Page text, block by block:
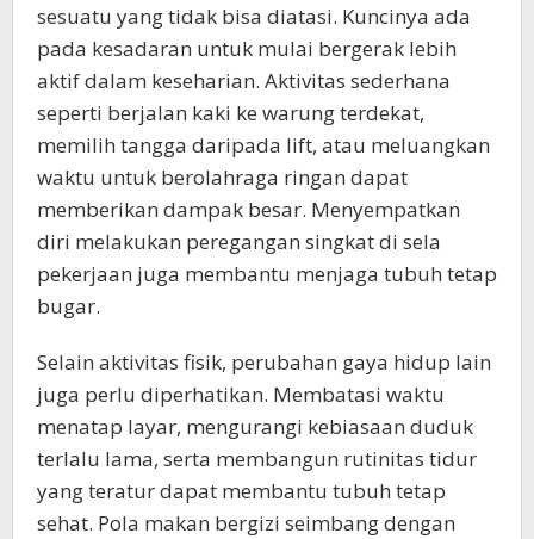
sesuatu yang tidak bisa diatasi. Kuncinya ada
pada kesadaran untuk mulai bergerak lebih
aktif dalam keseharian. Aktivitas sederhana
seperti berjalan kaki ke warung terdekat,
memilih tangga daripada lift, atau meluangkan
waktu untuk berolahraga ringan dapat
memberikan dampak besar. Menyempatkan
diri melakukan peregangan singkat di sela
pekerjaan juga membantu menjaga tubuh tetap
bugar.
Selain aktivitas fisik, perubahan gaya hidup lain
juga perlu diperhatikan. Membatasi waktu
menatap layar, mengurangi kebiasaan duduk
terlalu lama, serta membangun rutinitas tidur
yang teratur dapat membantu tubuh tetap
sehat. Pola makan bergizi seimbang dengan